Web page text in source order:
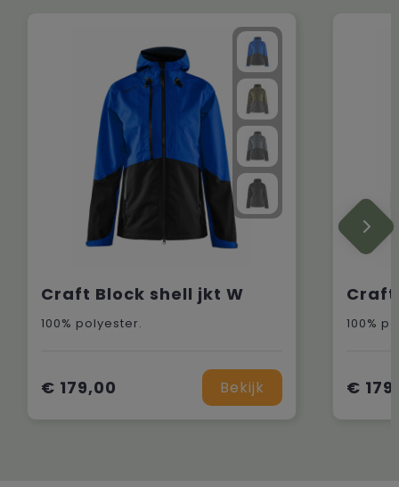
Craft Block shell jkt W
100% polyester.
€ 179,00 Bekijk
Craft
100%
€